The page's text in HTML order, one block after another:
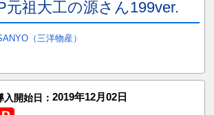
元祖大工の源さん199ver.
（三洋物産）
入開始日： 2019年12月02日